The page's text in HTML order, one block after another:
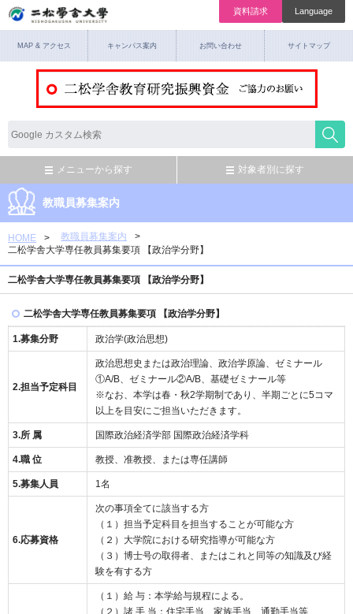
資料請求 Language
MAP & アクセス キャンパス案内 お問い合わせ サイトマップ
メニューから探す 対象者別に探す
教職員募集案内
HOME
教職員募集案内
二松学舎大学専任教員募集要項 【政治学分野】
二松学舎大学専任教員募集要項 【政治学分野】
二松学舎大学専任教員募集要項 【政治学分野】
1.募集分野 政治学(政治思想)
2.担当予定科目
政治思想史または政治理論、政治学原論、ゼミナール
①A/B、ゼミナール②A/B、基礎ゼミナール等
※なお、本学は春・秋2学期制であり、半期ごとに5コマ
以上を目安にご担当いただきます。
3.所 属 国際政治経済学部 国際政治経済学科
4.職 位 教授、准教授、または専任講師
5.募集人員 1名
6.応募資格
次の事項全てに該当する方
（１）担当予定科目を担当することが可能な方
（２）大学院における研究指導が可能な方
（３）博士号の取得者、またはこれと同等の知識及び経
験を有する方
（１）給 与：本学給与規程による。